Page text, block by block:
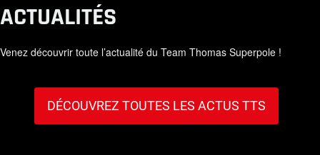
ACTUALITÉS
Venez découvrir toute l’actualité du Team Thomas Superpole !
DÉCOUVREZ TOUTES LES ACTUS TTS